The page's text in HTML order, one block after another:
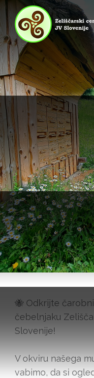
UČNI
🐝 Odkrijte
čebelnjaku
Slovenije!
V okviru našega
vabimo, da si